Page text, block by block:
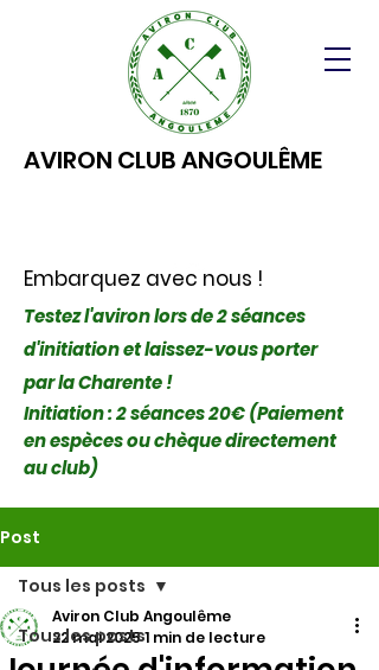
AVIRON CLUB ANGOULÊME
Embarquez avec nous !
Testez l'aviron lors de 2 séances
d'initiation et laissez-vous porter
par la Charente !
Initiation : 2 séances 20€ (Paiement
en espèces ou chèque directement
au club)
Post
Tous les posts
Tous les posts
Aviron Club Angoulême
22 mai 20251 min de lecture